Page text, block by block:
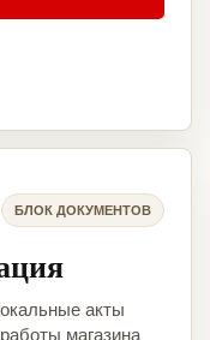
БЛОК ДОКУМЕНТОВ
акты
магазина